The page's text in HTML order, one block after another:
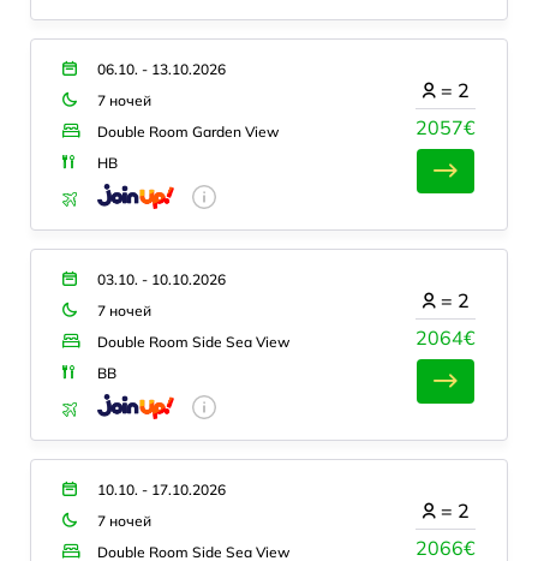
06.10. - 13.10.2026
7 ночей
Double Room Garden View
HB
2057€
= 2
03.10. - 10.10.2026
7 ночей
Double Room Side Sea View
BB
2064€
= 2
10.10. - 17.10.2026
7 ночей
Double Room Side Sea View
2066€
= 2